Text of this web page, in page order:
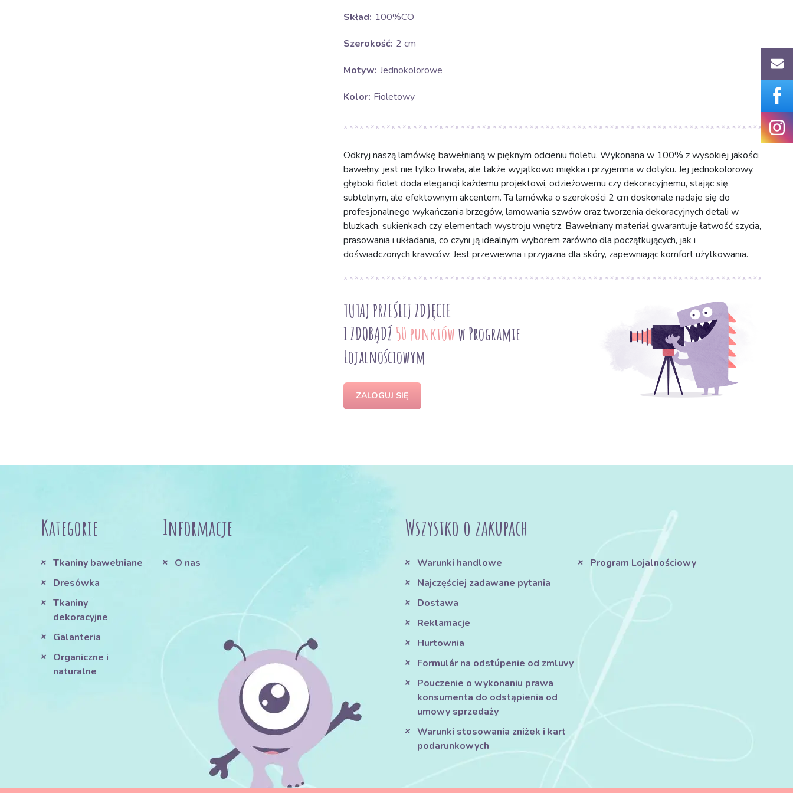
Skład: 100%CO
Szerokość: 2 cm
Motyw: Jednokolorowe
Kolor: Fioletowy
Odkryj naszą lamówkę bawełnianą w pięknym odcieniu fioletu. Wykonana w 100% z wysokiej jakości
bawełny, jest nie tylko trwała, ale także wyjątkowo miękka i przyjemna w dotyku. Jej jednokolorowy,
głęboki fiolet doda elegancji każdemu projektowi, odzieżowemu czy dekoracyjnemu, stając się
subtelnym, ale efektownym akcentem. Ta lamówka o szerokości 2 cm doskonale nadaje się do
profesjonalnego wykańczania brzegów, lamowania szwów oraz tworzenia dekoracyjnych detali w
bluzkach, sukienkach czy elementach wystroju wnętrz. Bawełniany materiał gwarantuje łatwość szycia,
prasowania i układania, co czyni ją idealnym wyborem zarówno dla początkujących, jak i
doświadczonych krawców. Jest przewiewna i przyjazna dla skóry, zapewniając komfort użytkowania.
TUTAJ PRZEŚLIJ ZDJĘCIE
I ZDOBĄDŹ 50 punktóww Programie
Lojalnościowym
ZALOGUJ SIĘ
Kategorie
Tkaniny bawełniane
Dresówka
Tkaniny
dekoracyjne
Galanteria
Organiczne i
naturalne
Informacje
O nas
Wszystko o zakupach
Warunki handlowe
Najczęściej zadawane pytania
Dostawa
Reklamacje
Hurtownia
Formulár na odstúpenie od zmluvy
Pouczenie o wykonaniu prawa
konsumenta do odstąpienia od
umowy sprzedaży
Warunki stosowania zniżek i kart
podarunkowych
Program Lojalnościowy